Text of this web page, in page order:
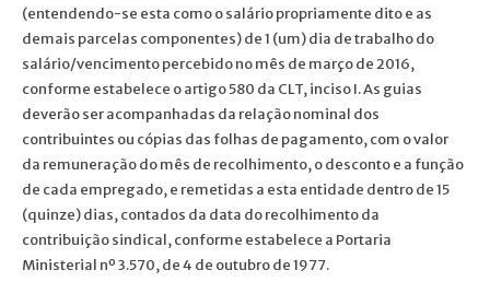
(entendendo-se esta como o salário propriamente dito e as
demais parcelas componentes) de 1 (um) dia de trabalho do
salário/vencimento percebido no mês de março de 2016,
conforme estabelece o artigo 580 da CLT, inciso I. As guias
deverão ser acompanhadas da relação nominal dos
contribuintes ou cópias das folhas de pagamento, com o valor
da remuneração do mês de recolhimento, o desconto e a função
de cada empregado, e remetidas a esta entidade dentro de 15
(quinze) dias, contados da data do recolhimento da
contribuição sindical, conforme estabelece a Portaria
Ministerial nº 3.570, de 4 de outubro de 1977.